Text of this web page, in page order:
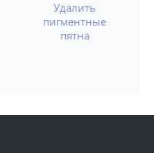
Удалить
пигментные
пятна